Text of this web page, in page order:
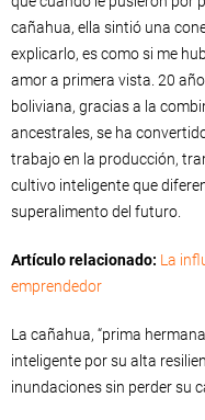
cañahua, ella sintió una
explicarlo, es como si me
amor a primera vista. 20
boliviana, gracias a la
ancestrales, se ha
trabajo en la producción,
cultivo inteligente que
superalimento del futuro.
Artículo relacionado: La
emprendedor
La cañahua, “prima
inteligente por su alta
inundaciones sin perder su